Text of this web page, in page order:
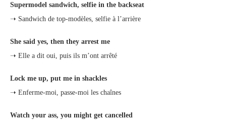
Supermodel sandwich, selfie in the backseat
➝ Sandwich de top-modèles, selfie à l’arrière
She said yes, then they arrest me
➝ Elle a dit oui, puis ils m’ont arrêté
Lock me up, put me in shackles
➝ Enferme-moi, passe-moi les chaînes
Watch your ass, you might get cancelled